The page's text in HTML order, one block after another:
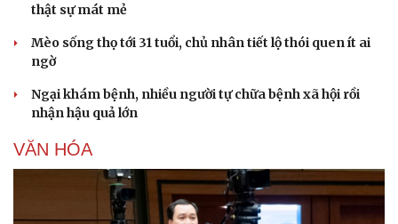
thật sự mát mẻ
Mèo sống thọ tới 31 tuổi, chủ nhân tiết lộ thói quen ít ai
ngờ
Ngại khám bệnh, nhiều người tự chữa bệnh xã hội rồi
nhận hậu quả lớn
VĂN HÓA